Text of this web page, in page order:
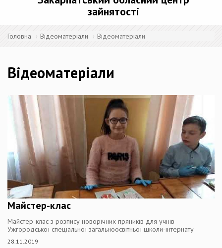
зайнятості
Головна Відеоматеріали Відеоматеріали
Відеоматеріали
Майстер-клас
Майстер-клас з розпису новорічних пряників для учнів
Ужгородської спеціальної загальноосвітньої школи-інтернату
28.11.2019